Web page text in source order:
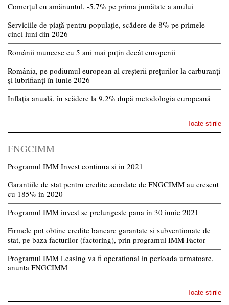
Comerțul cu amănuntul, -5,7% pe prima jumătate a anului
Serviciile de piață pentru populație, scădere de 8% pe primele
cinci luni din 2026
Românii muncesc cu 5 ani mai puțin decât europenii
România, pe podiumul european al creșterii prețurilor la carburanți
și lubrifianți în iunie 2026
Inflația anuală, în scădere la 9,2% după metodologia europeană
Toate stirile
FNGCIMM
Programul IMM Invest continua si in 2021
Garantiile de stat pentru credite acordate de FNGCIMM au crescut
cu 185% in 2020
Programul IMM invest se prelungeste pana in 30 iunie 2021
Firmele pot obtine credite bancare garantate si subventionate de
stat, pe baza facturilor (factoring), prin programul IMM Factor
Programul IMM Leasing va fi operational in perioada urmatoare,
anunta FNGCIMM
Toate stirile